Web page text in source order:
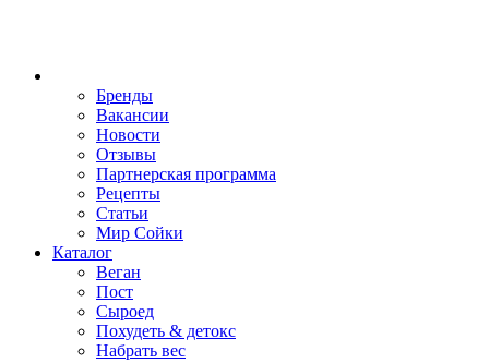
Бренды
Вакансии
Новости
Отзывы
Партнерская программа
Рецепты
Статьи
Мир Сойки
Каталог
Веган
Пост
Сыроед
Похудеть & детокс
Набрать вес